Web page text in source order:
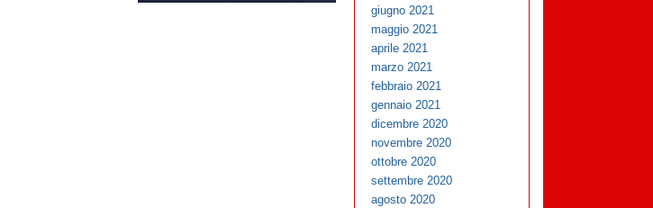
giugno 2021
maggio 2021
aprile 2021
marzo 2021
febbraio 2021
gennaio 2021
dicembre 2020
novembre 2020
ottobre 2020
settembre 2020
agosto 2020